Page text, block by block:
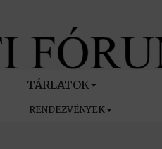
TÁRLATOK
RENDEZVÉNYEK